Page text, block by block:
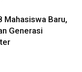
Mahasiswa Baru,
Generasi